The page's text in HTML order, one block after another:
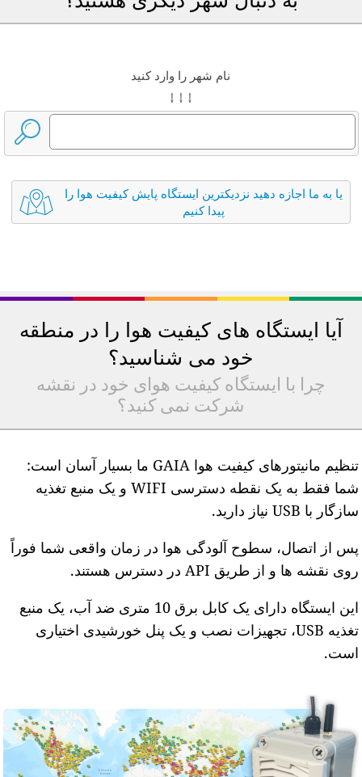
نام شهر را وارد کنید
↓ ↓ ↓
یا به ما اجازه دهید نزدیکترین ایستگاه پایش کیفیت هوا را
پیدا کنیم
آیا ایستگاه های کیفیت هوا را در منطقه
خود می شناسید؟
چرا با ایستگاه کیفیت هوای خود در نقشه
شرکت نمی کنید؟
تنظیم مانیتورهای کیفیت هوا GAIA ما بسیار آسان است:
شما فقط به یک نقطه دسترسی WIFI و یک منبع تغذیه
سازگار با USB نیاز دارید.
پس از اتصال، سطوح آلودگی هوا در زمان واقعی شما فوراً
روی نقشه ها و از طریق API در دسترس هستند.
این ایستگاه دارای یک کابل برق 10 متری ضد آب، یک منبع
تغذیه USB، تجهیزات نصب و یک پنل خورشیدی اختیاری
است.